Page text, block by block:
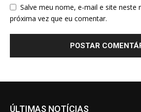
Salve meu nome, e-mail e site neste
próxima vez que eu comentar.
ÚLTIMAS NOTÍCIAS